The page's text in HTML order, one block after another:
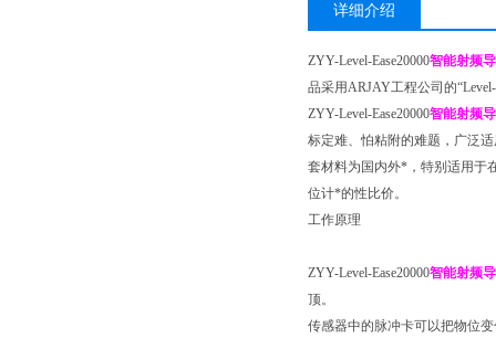
详细介绍
ZYY-Level-Ease20000智能射频
品采用ARJAY工程公司的
ZYY-Level-Ease20000智能射频
标定难、怕粘附的难题，广泛
套材料为国内外*，特别适用于
位计*的性比价。
工作原理
ZYY-Level-Ease20000智能射频
顶。
传感器中的脉冲卡可以把物位